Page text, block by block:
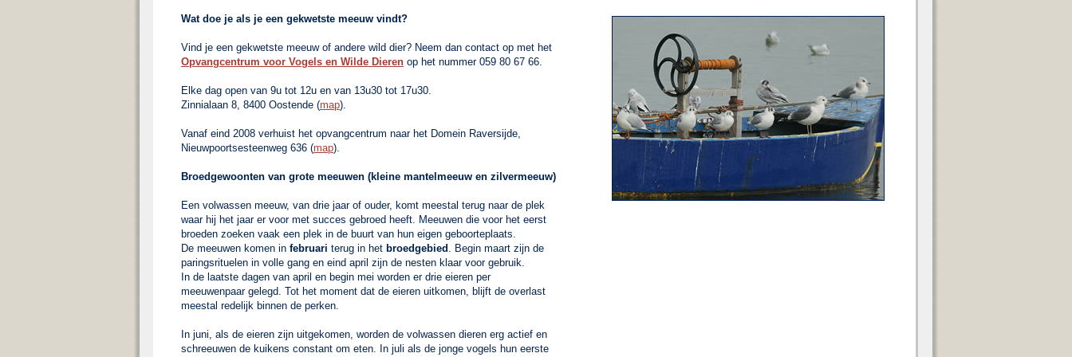
Wat doe je als je een gekwetste meeuw vindt?
Vind je een gekwetste meeuw of andere wild dier? Neem dan contact op met het
Opvangcentrum voor Vogels en Wilde Dieren op het nummer 059 80 67 66.
Elke dag open van 9u tot 12u en van 13u30 tot 17u30.
Zinnialaan 8, 8400 Oostende (map).
Vanaf eind 2008 verhuist het opvangcentrum naar het Domein Raversijde,
Nieuwpoortsesteenweg 636 (map).
Broedgewoonten van grote meeuwen (kleine mantelmeeuw en zilvermeeuw)
Een volwassen meeuw, van drie jaar of ouder, komt meestal terug naar de plek
waar hij het jaar er voor met succes gebroed heeft. Meeuwen die voor het eerst
broeden zoeken vaak een plek in de buurt van hun eigen geboorteplaats.
De meeuwen komen in februari terug in het broedgebied . Begin maart zijn de
paringsrituelen in volle gang en eind april zijn de nesten klaar voor gebruik.
In de laatste dagen van april en begin mei worden er drie eieren per
meeuwenpaar gelegd. Tot het moment dat de eieren uitkomen, blijft de overlast
meestal redelijk binnen de perken.
In juni, als de eieren zijn uitgekomen, worden de volwassen dieren erg actief en
schreeuwen de kuikens constant om eten. In juli als de jonge vogels hun eerste